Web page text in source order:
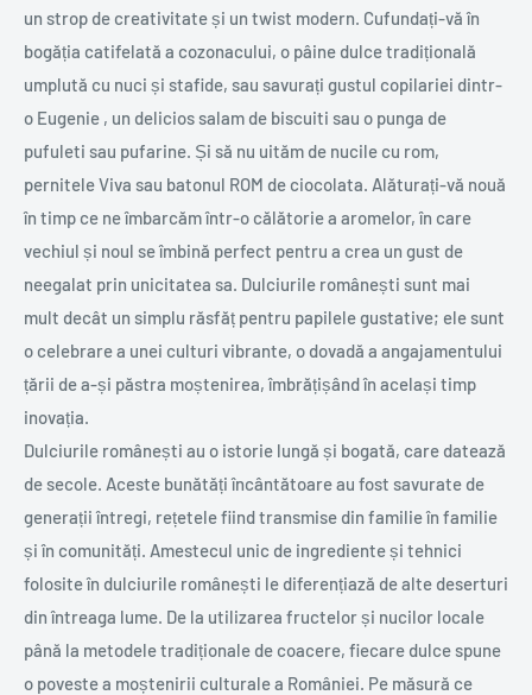
un strop de creativitate și un twist modern. Cufundați-vă în
bogăția catifelată a cozonacului, o pâine dulce tradițională
umplută cu nuci și stafide, sau savurați gustul copilariei dintr-
o Eugenie , un delicios salam de biscuiti sau o punga de
pufuleti sau pufarine. Și să nu uităm de nucile cu rom,
pernitele Viva sau batonul ROM de ciocolata. Alăturați-vă nouă
în timp ce ne îmbarcăm într-o călătorie a aromelor, în care
vechiul și noul se îmbină perfect pentru a crea un gust de
neegalat prin unicitatea sa. Dulciurile românești sunt mai
mult decât un simplu răsfăț pentru papilele gustative; ele sunt
o celebrare a unei culturi vibrante, o dovadă a angajamentului
țării de a-și păstra moștenirea, îmbrățișând în același timp
inovația.
Dulciurile românești au o istorie lungă și bogată, care datează
de secole. Aceste bunătăți încântătoare au fost savurate de
generații întregi, rețetele fiind transmise din familie în familie
și în comunități. Amestecul unic de ingrediente și tehnici
folosite în dulciurile românești le diferențiază de alte deserturi
din întreaga lume. De la utilizarea fructelor și nucilor locale
până la metodele tradiționale de coacere, fiecare dulce spune
o poveste a moștenirii culturale a României. Pe măsură ce